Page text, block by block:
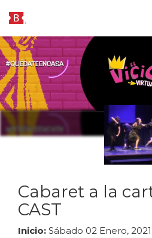
Cabaret a la
CAST
Inicio: Sábado 02 Enero, 2021